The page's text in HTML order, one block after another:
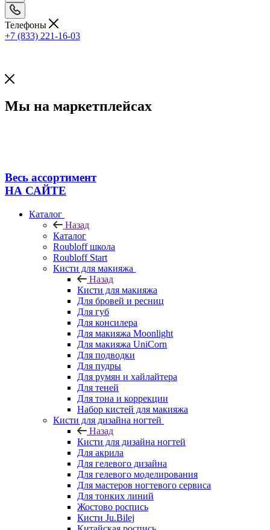
Телефоны
+7 (833) 221-16-03
Мы на маркетплейсах
Весь ассортимент
НА САЙТЕ
Каталог
Назад
Каталог
Roubloff школа
Roubloff Start
Кисти для макияжа
Назад
Кисти для макияжа
Для бровей и ресниц
Для губ
Для консилера
Для макияжа Moonlight
Для макияжа UniCorn
Для подводки
Для пудры
Для румян и хайлайтера
Для теней
Для тона и коррекции
Набор кистей для макияжа
Кисти для дизайна ногтей
Назад
Кисти для дизайна ногтей
Для акрила
Для гелевого дизайна
Для гелевого моделирования
Для мастеров ногтевого сервиса
Для тонких линий
Жостово роспись
Кисти Ju.Bilej